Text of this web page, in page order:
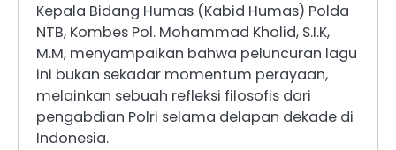
Kepala Bidang Humas (Kabid Humas) Polda
NTB, Kombes Pol. Mohammad Kholid, S.I.K,
M.M, menyampaikan bahwa peluncuran lagu
ini bukan sekadar momentum perayaan,
melainkan sebuah refleksi filosofis dari
pengabdian Polri selama delapan dekade di
Indonesia.